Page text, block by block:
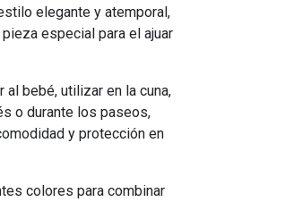
elegante y atemporal,
especial para el ajuar
al bebé, utilizar en la cuna,
o durante los paseos,
y protección en
colores para combinar